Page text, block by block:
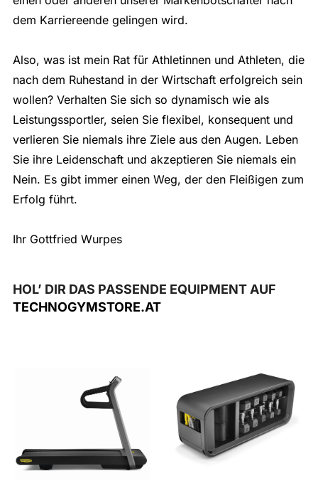
dem Karriereende gelingen wird.
Also, was ist mein Rat für Athletinnen und Athleten, die
nach dem Ruhestand in der Wirtschaft erfolgreich sein
wollen? Verhalten Sie sich so dynamisch wie als
Leistungssportler, seien Sie flexibel, konsequent und
verlieren Sie niemals ihre Ziele aus den Augen. Leben
Sie ihre Leidenschaft und akzeptieren Sie niemals ein
Nein. Es gibt immer einen Weg, der den Fleißigen zum
Erfolg führt.
Ihr Gottfried Wurpes
HOL’ DIR DAS PASSENDE EQUIPMENT AUF
TECHNOGYMSTORE.AT